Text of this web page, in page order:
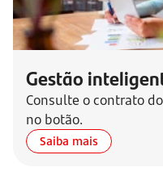
Gestão
Consulte o contrato
no botão.
Saiba mais